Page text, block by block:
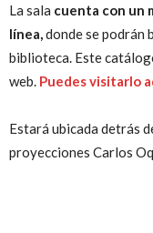
La sala cuenta con un
línea, donde se podrán
biblioteca. Este
web. Puedes visitarlo
Estará ubicada detrás
proyecciones Carlos